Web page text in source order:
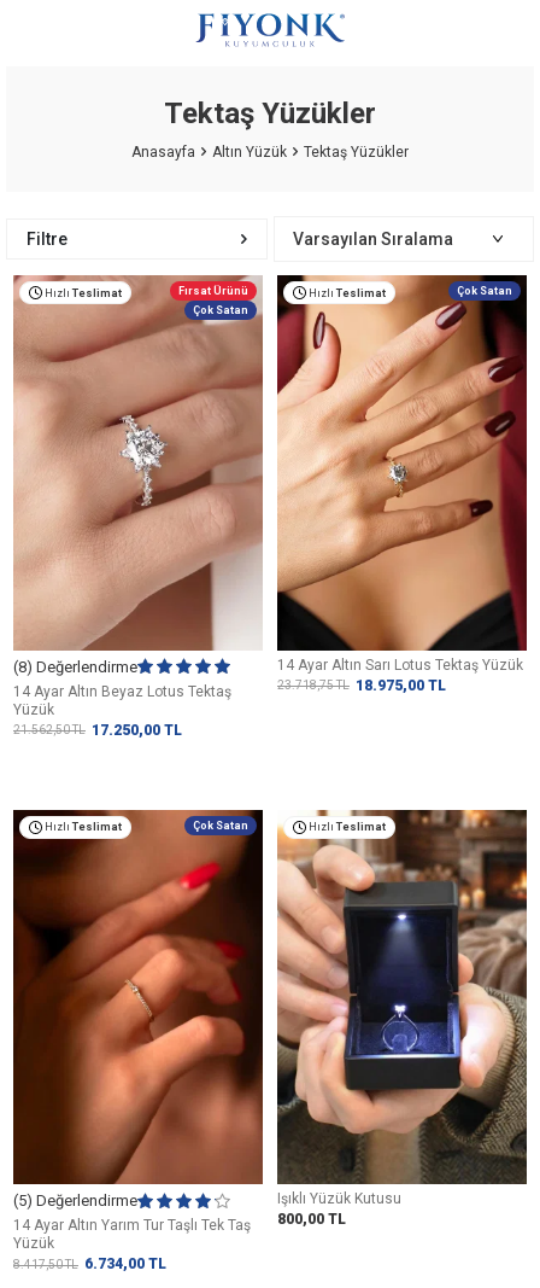
Tektaş Yüzükler
Anasayfa Altın Yüzük Tektaş Yüzükler
Filtre
Hızlı Teslimat
Fırsat Ürünü
Çok Satan
(8) Değerlendirme
14 Ayar Altın Beyaz Lotus Tektaş
Yüzük
21.562,50TL 17.250,00 TL
Hızlı Teslimat Çok Satan
14 Ayar Altın Sarı Lotus Tektaş Yüzük
23.718,75TL 18.975,00 TL
Hızlı Teslimat Çok Satan
(5) Değerlendirme
14 Ayar Altın Yarım Tur Taşlı Tek Taş
Yüzük
8.417,50TL 6.734,00 TL
Hızlı Teslimat
Işıklı Yüzük Kutusu
800,00 TL